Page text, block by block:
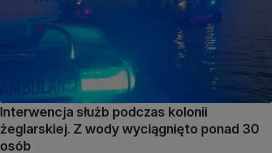
Interwencja służb podczas kolonii
żeglarskiej. Z wody wyciągnięto ponad 30
osób